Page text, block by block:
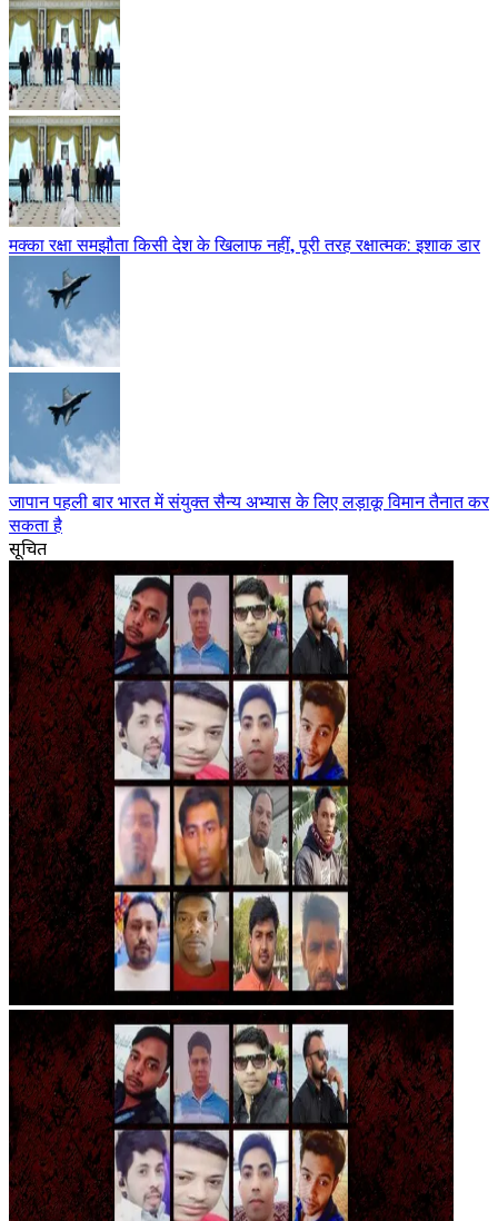
मक्का रक्षा समझौता किसी देश के खिलाफ नहीं, पूरी तरह रक्षात्मक: इशाक डार
जापान पहली बार भारत में संयुक्त सैन्य अभ्यास के लिए लड़ाकू विमान तैनात कर
सकता है
सूचित